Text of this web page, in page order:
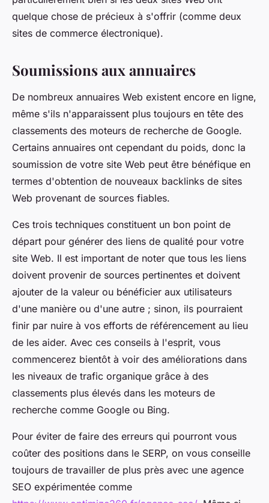
quelque chose de précieux à s'offrir (comme deux
sites de commerce électronique).
Soumissions aux annuaires
De nombreux annuaires Web existent encore en ligne,
même s'ils n'apparaissent plus toujours en tête des
classements des moteurs de recherche de Google.
Certains annuaires ont cependant du poids, donc la
soumission de votre site Web peut être bénéfique en
termes d'obtention de nouveaux backlinks de sites
Web provenant de sources fiables.
Ces trois techniques constituent un bon point de
départ pour générer des liens de qualité pour votre
site Web. Il est important de noter que tous les liens
doivent provenir de sources pertinentes et doivent
ajouter de la valeur ou bénéficier aux utilisateurs
d'une manière ou d'une autre ; sinon, ils pourraient
finir par nuire à vos efforts de référencement au lieu
de les aider. Avec ces conseils à l'esprit, vous
commencerez bientôt à voir des améliorations dans
les niveaux de trafic organique grâce à des
classements plus élevés dans les moteurs de
recherche comme Google ou Bing.
Pour éviter de faire des erreurs qui pourront vous
coûter des positions dans le SERP, on vous conseille
toujours de travailler de plus près avec une agence
SEO expérimentée comme